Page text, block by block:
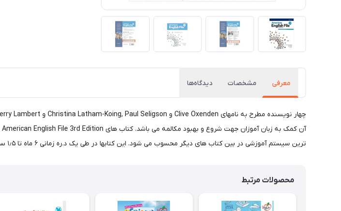
معرفی مشخصات دیدگاه‌ها
ترین سیستم آموزشی در بین کتاب های دیگر محسوب می شود. این کتابها در طی یک د.ره زمانی ۶ ماه تا ۱٫۵ سال قادر هستند زبان آموز را از سطح مبتدی تا پیشرفته همراهی کنند.
محصولات مرتبط